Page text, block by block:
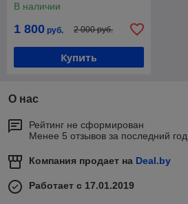
В наличии
1 800 руб. 2 000 руб.
Купить
О нас
Рейтинг не сформирован
Менее 5 отзывов за последний год
Компания продает на Deal.by
Работает с 17.01.2019